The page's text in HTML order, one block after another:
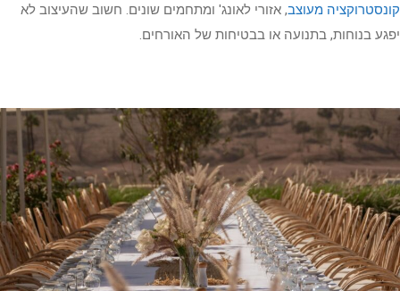
קונסטרוקציה מעוצב, אזורי לאונג' ומתחמים שונים. חשוב שהעיצוב לא
יפגע בנוחות, בתנועה או בבטיחות של האורחים.